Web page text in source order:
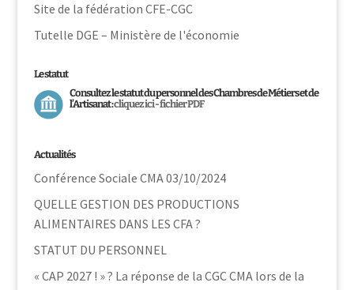
Site de la fédération CFE-CGC
Tutelle DGE – Ministère de l'économie
Le statut
Consultez le statut du personnel des Chambres de Métiers et de
l’Artisanat :cliquez ici - fichier PDF
Actualités
Conférence Sociale CMA 03/10/2024
QUELLE GESTION DES PRODUCTIONS
ALIMENTAIRES DANS LES CFA ?
STATUT DU PERSONNEL
« CAP 2027 ! » ? La réponse de la CGC CMA lors de la